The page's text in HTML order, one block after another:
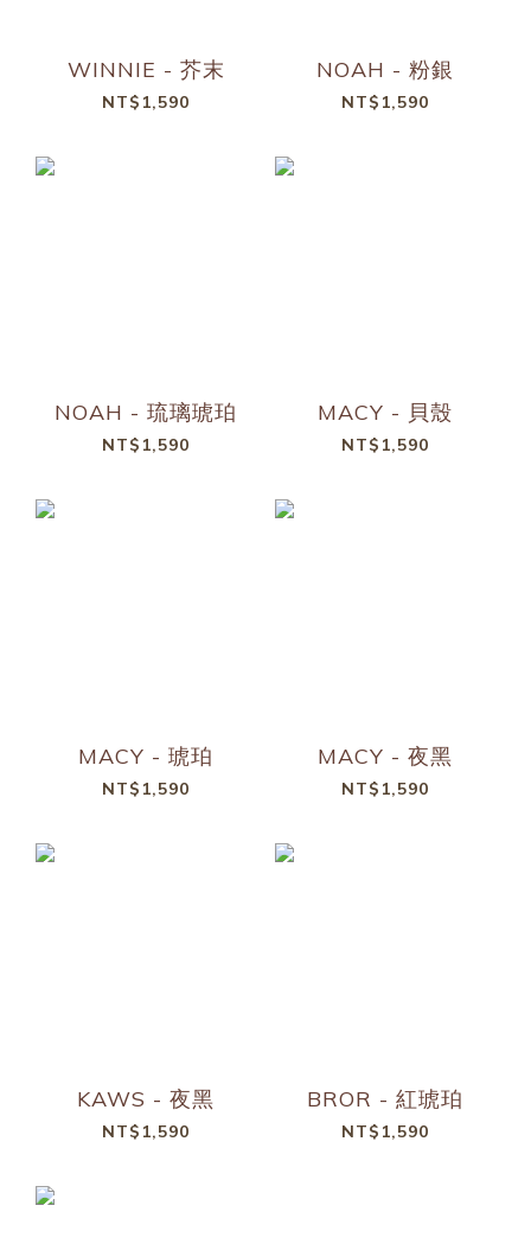
WINNIE - 芥末
NT$1,590
NOAH - 粉銀
NT$1,590
NOAH - 琉璃琥珀
NT$1,590
MACY - 貝殼
NT$1,590
MACY - 琥珀
NT$1,590
MACY - 夜黑
NT$1,590
KAWS - 夜黑
NT$1,590
BROR - 紅琥珀
NT$1,590